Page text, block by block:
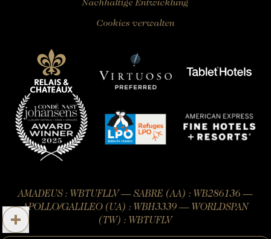
Nachhaltige Entwicklung
Cookies verwalten
AMADEUS : WBTUFLLV — SABRE (AA) : WB286136 —
APOLLO/GALILEO (UA) : WBH3339 — WORLDSPAN
(TW) : WBTUFLV